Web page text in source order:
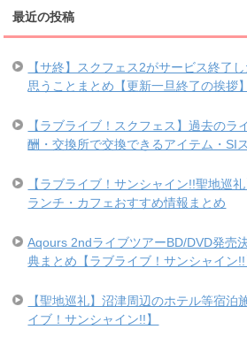
最近の投稿
【サ終】スクフェス2がサービス終了
思うことまとめ【更新一旦終了の挨拶】
【ラブライブ！スクフェス】過去のラ
酬・交換所で交換できるアイテム・SI
【ラブライブ！サンシャイン!!聖地巡
ランチ・カフェおすすめ情報まとめ
Aqours 2ndライブツアーBD/DVD発売
典まとめ【ラブライブ！サンシャイン!!
【聖地巡礼】沼津周辺のホテル等宿泊
イブ！サンシャイン!!】